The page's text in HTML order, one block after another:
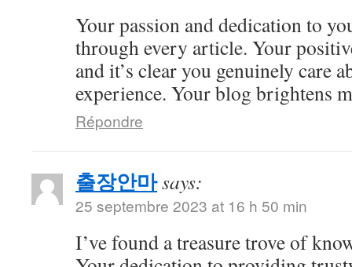
Your passion and dedication to
through every article. Your
and it’s clear you genuinely care
experience. Your blog brightens
Répondre
출장안마says:
25 septembre 2023 at 16 h 50 min
I’ve found a treasure trove of